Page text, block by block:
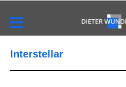
Interstellar